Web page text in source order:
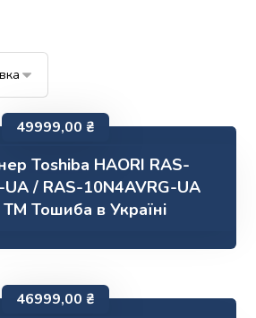
Toshiba HAORI RAS-
UA / RAS-10N4AVRG-UA
Тошиба в Україні
49999,00 ₴
46999,00 ₴